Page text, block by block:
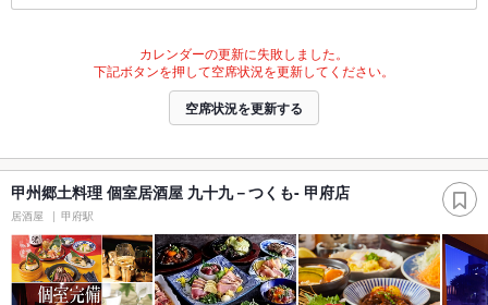
カレンダーの更新に失敗しました。
下記ボタンを押して空席状況を更新してください。
空席状況を更新する
甲州郷土料理 個室居酒屋 九十九－つくも- 甲府店
居酒屋 甲府駅